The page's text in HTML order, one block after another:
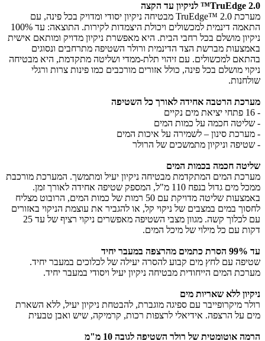
TruEdge 2.0™ לניקיון עד הקצה
מערכת TruEdge™ 2.0 מבטיחה ניקיון יסודי ומדויק בכל פינה, עם
התאמה דינמית למכשולים ויכולת היצמדות לקירות. התוצאה: עד 100%
ניקיון מושלם בכל רחבי הבית. היא מאפשרת ניקיון מדויק ומותאם אישית
באמצעות מברשת הצד הדינמית ורולר השטיפה מתרחבים ונסוגים
בהתאם למכשולים. עם זיהוי תלת-ממדי ושליטה מתקדמת, היא מבטיחה
ניקוי מושלם בכל פינה, כולל אזורים מורכבים כמו פינות צרות ורגלי
שולחנות.
מערכת הרטבה אחידה לאורך כל השטיפה
- 16 פתחי יציאת מים נקיים
- שליטה חכמה על כמות המים
- מערכת סינון – לשמירה על איכות המים
- שטיפה וניקיון מתמשכים של הרולר
שליטה חכמה בכמות המים
מערכת המים המתקדמת מבטיחה ניקיון יעיל ומתמשך. המערכת מורכבת
ממכל מים גדול בנפח 110 מ"ל, המספק שטיפה אחידה לאורך זמן.
באמצעות שליטה מדויקת עם 50 רמות של כמות המים, הרובוט מצליח
לחסוך במים במצבים של ניקוי קל, או להגביר את עוצמת הניקוי באזורים
עם לכלוך קשה. מגוון מצבי השטיפה מאפשרים ניקוי רציף של עד 25
דקות עם כל מילוי של מיכל המים.
עד 99% הסרת כתמים מהרצפה במעבר יחיד
שטיפה עם לחץ מים קבוע להסרה יעילה של לכלוכים במעבר יחיד.
מערכת המים הייחודית מבטיחה ניקיון יעיל ויסודי במעבר יחיד.
ניקיון ללא שאריות מים
רולר מיקרופייבר עם ספיגה מוגברת, להבטחת ניקיון יעיל, ללא השארת
מים על הרצפה. אידיאלי לרצפות רכות, קרמיקה, שיש ואבן טבעית
הרמה אוטומטית של רולר השטיפה לגובה 10 מ"מ